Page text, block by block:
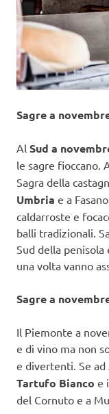
Sagre a
Al Sud a
le sagre fioccano.
Sagra della
Umbria e a
caldarroste e
balli tradizionali.
Sud della
una volta vanno
Sagre a
Il Piemonte a
e di vino ma non
e divertenti. Se ad
Tartufo Bianco e
del Cornuto e a